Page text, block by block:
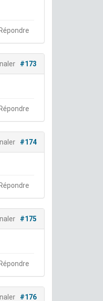
#173
#174
#175
#176